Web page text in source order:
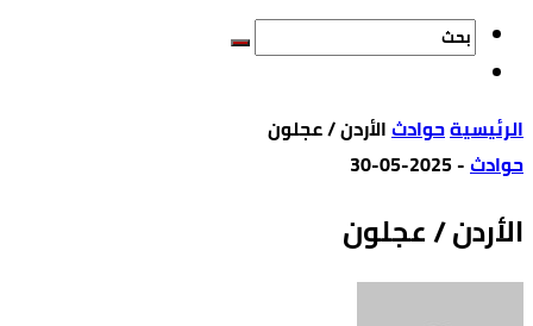
‫الرئيسية‬حوادثالأردن / عجلون
حوادث-
2025-05-30
الأردن / عجلون